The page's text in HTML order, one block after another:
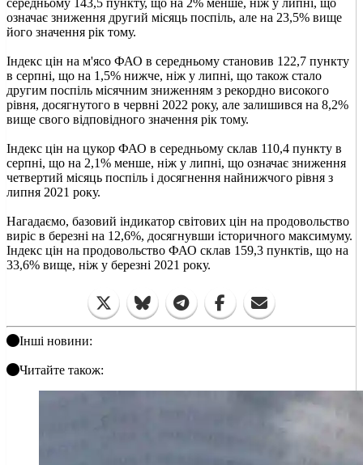
означає зниження другий місяць поспіль, але на 23,5% вище
його значення рік тому.
Індекс цін на м'ясо ФАО в середньому становив 122,7 пункту
в серпні, що на 1,5% нижче, ніж у липні, що також стало
другим поспіль місячним зниженням з рекордно високого
рівня, досягнутого в червні 2022 року, але залишився на 8,2%
вище свого відповідного значення рік тому.
Індекс цін на цукор ФАО в середньому склав 110,4 пункту в
серпні, що на 2,1% менше, ніж у липні, що означає зниження
четвертий місяць поспіль і досягнення найнижчого рівня з
липня 2021 року.
Нагадаємо, базовий індикатор світових цін на продовольство
виріс в березні на 12,6%, досягнувши історичного максимуму.
Індекс цін на продовольство ФАО склав 159,3 пунктів, що на
33,6% вище, ніж у березні 2021 року.
Інші новини:
Читайте також: